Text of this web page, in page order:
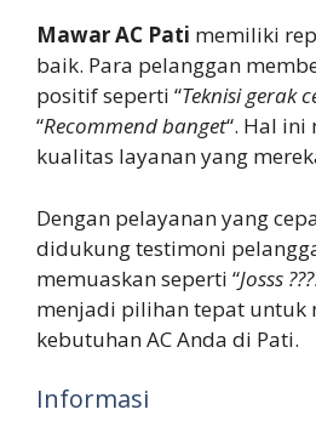
Mawar AC Pati memiliki
baik. Para pelanggan
positif seperti “Teknisi gerak
“Recommend banget“. Hal
kualitas layanan yang
Dengan pelayanan yang
didukung testimoni
memuaskan seperti “Josss
menjadi pilihan tepat untuk
kebutuhan AC Anda di Pati.
Informasi